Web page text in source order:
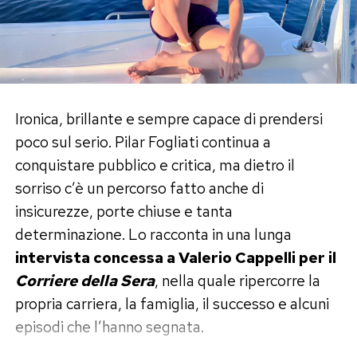
SecondoVariety, se il passaparola dovesse
mantenersi ai livelli dell’esordio,Spider-Man:
Brand New Dayavrebbe tutte le carte in regola
per avvicinarsi addirittura ai2 miliardi di dollari
d’incasso complessivo.
L’Odissea non crolla e continua la
sua corsa
Il confronto conL’Odisseanon racconta però
una sconfitta per Christopher Nolan. Il kolossal
tratto dal poema di Omero continua infatti a
registrare una tenuta eccezionale al botteghino
e ha ormai superato i900 milioni di dollari
globali dopo tre settimane, confermandosi uno
Ironica, brillante e sempre capace di prendersi
poco sul serio. Pilar Fogliati continua a
conquistare pubblico e critica, ma dietro il
sorriso c’è un percorso fatto anche di
insicurezze, porte chiuse e tanta
determinazione. Lo racconta in una lunga
intervista concessa a Valerio Cappelli per il
Corriere della Sera, nella quale ripercorre la
propria carriera, la famiglia, il successo e alcuni
episodi che l’hanno segnata.